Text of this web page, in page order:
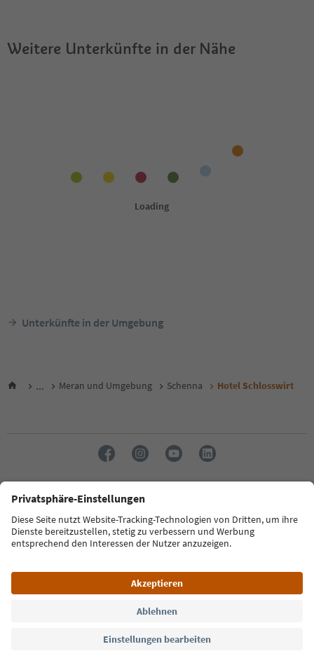
Weitere Unterkünfte in der Nähe
Unterkünfte in der Umgebung
... Meran und Umgebung Schenna Hotel Schlosswirt
Sprache: Deutsch
FAQ Kontakt Presse MICE Datenschutzerklärung
Zugänglichkeitserklärung